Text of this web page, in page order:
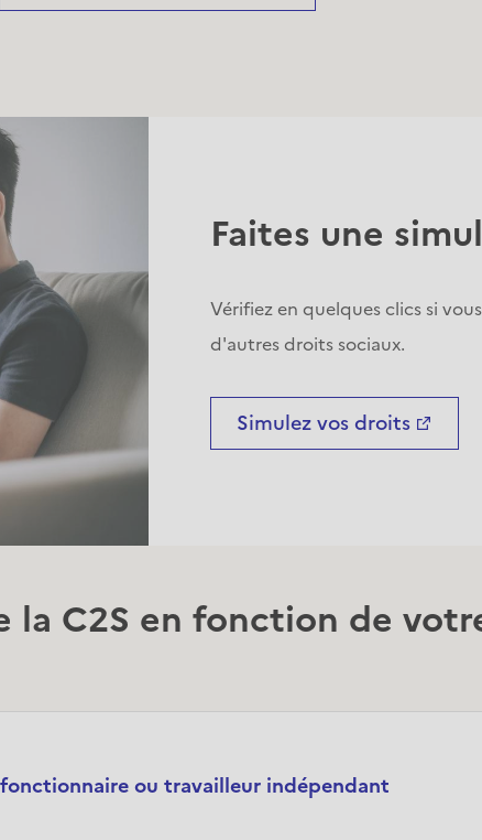
Faites une
Vérifiez en quelques clics si
d'autres droits sociaux.
Simulez vos droits
la C2S en fonction de
ou travailleur indépendant